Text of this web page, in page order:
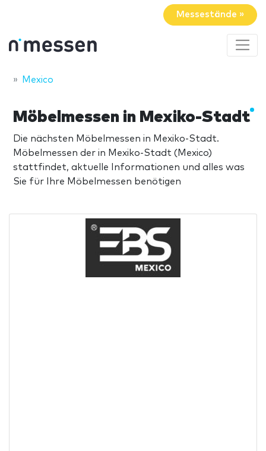
Messestände »
Mexico
Möbelmessen in Mexiko-Stadt
Die nächsten Möbelmessen in Mexiko-Stadt.
Möbelmessen der in Mexiko-Stadt (Mexico)
stattfindet, aktuelle Informationen und alles was
Sie für Ihre Möbelmessen benötigen